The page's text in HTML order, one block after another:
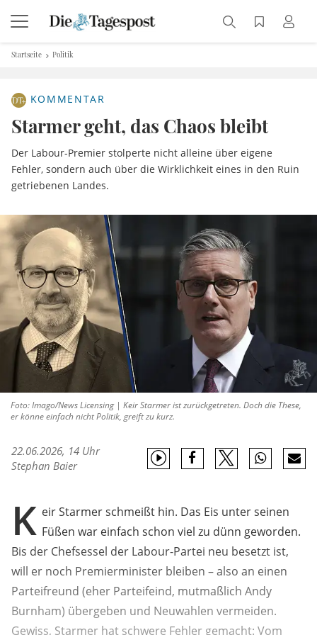
Startseite Politik
KOMMENTAR
Starmer geht, das Chaos bleibt
Der Labour-Premier stolperte nicht alleine über eigene
Fehler, sondern auch über die Wirklichkeit eines in den Ruin
getriebenen Landes.
Foto: Imago/News Licensing | Keir Starmer ist zurückgetreten. Doch die These,
er könne einfach nicht Politik, greift zu kurz.
22.06.2026, 14 Uhr
Stephan Baier
K eir Starmer schmeißt hin. Das Eis unter seinen
Füßen war einfach schon viel zu dünn geworden.
Bis der Chefsessel der Labour-Partei neu besetzt ist,
will er noch Premierminister bleiben – also an einen
Parteifreund (eher Parteifeind, mutmaßlich Andy
Burnham) übergeben und Neuwahlen vermeiden.
Gewiss, Starmer hat schwere Fehler gemacht: Vom